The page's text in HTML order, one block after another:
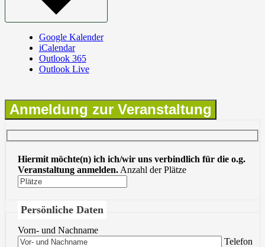
Google Kalender
iCalendar
Outlook 365
Outlook Live
Anmeldung zur Veranstaltung
Hiermit möchte(n) ich ich/wir uns verbindlich für die o.g.
Veranstaltung anmelden. Anzahl der Plätze
Persönliche Daten
Vorn- und Nachname
Bitte lasse
Telefon